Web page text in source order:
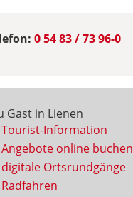
0 54 83 / 73 96-0
Gast in Lienen
Tourist-Information
Angebote online buchen
digitale Ortsrundgänge
Radfahren